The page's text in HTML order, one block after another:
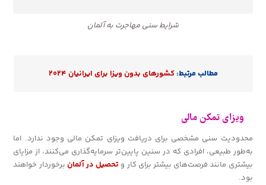
شرایط سنی مهاجرت به آلمان
مطالب مرتبط:کشورهای بدون ویزا برای ایرانیان ۲۰۲۴
ویزای تمکن مالی
محدودیت سنی مشخصی برای دریافت ویزای تمکن مالی وجود ندارد. اما
به‌طور طبیعی، افرادی که در سنین پایین‌تر سرمایه‌گذاری می‌کنند، از مزایای
بیشتری مانند فرصت‌های بیشتر برای کار و تحصیل در آلمان برخوردار خواهند
بود.